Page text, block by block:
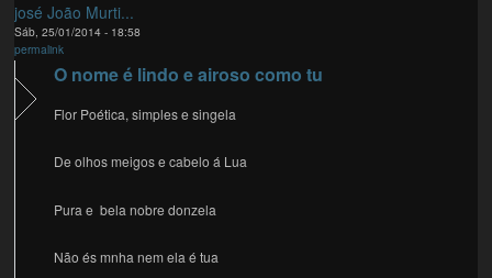
josé João Murti...
Sáb, 25/01/2014 - 18:58
permalink
O nome é lindo e airoso como tu
Flor Poética, simples e singela
De olhos meigos e cabelo á Lua
Pura e bela nobre donzela
Não és mnha nem ela é tua